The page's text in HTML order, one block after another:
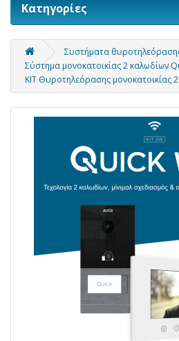
Κατηγορίες
Συστήματα
Σύστημα μονοκατοικίας 2 καλωδίων
KIT Θυροτηλεόρασης μονοκατοικίας